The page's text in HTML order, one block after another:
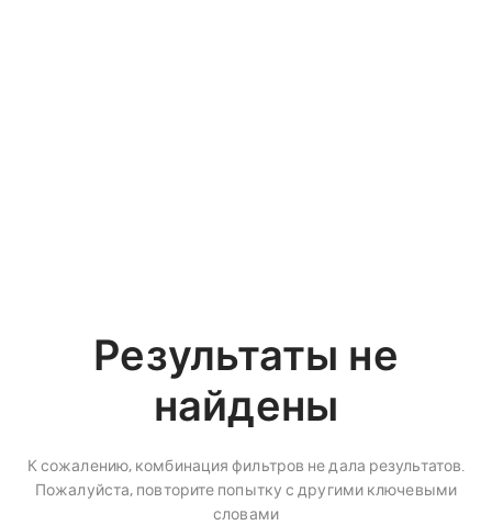
Результаты не
найдены
К сожалению, комбинация фильтров не дала результатов.
Пожалуйста, повторите попытку с другими ключевыми
словами